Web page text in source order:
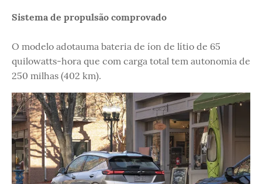
Sistema de propulsão comprovado
O modelo adotauma bateria de íon de lítio de 65
quilowatts-hora que com carga total tem autonomia de
250 milhas (402 km).